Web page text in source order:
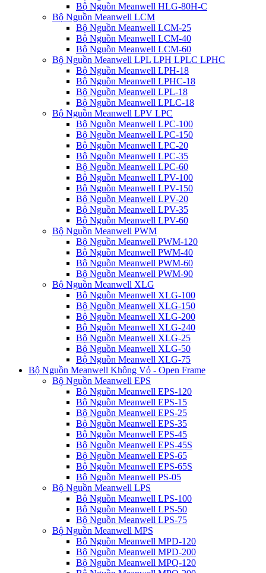
Bộ Nguồn Meanwell HLG-80H-C
Bộ Nguồn Meanwell LCM
Bộ Nguồn Meanwell LCM-25
Bộ Nguồn Meanwell LCM-40
Bộ Nguồn Meanwell LCM-60
Bộ Nguồn Meanwell LPL LPH LPLC LPHC
Bộ Nguồn Meanwell LPH-18
Bộ Nguồn Meanwell LPHC-18
Bộ Nguồn Meanwell LPL-18
Bộ Nguồn Meanwell LPLC-18
Bộ Nguồn Meanwell LPV LPC
Bộ Nguồn Meanwell LPC-100
Bộ Nguồn Meanwell LPC-150
Bộ Nguồn Meanwell LPC-20
Bộ Nguồn Meanwell LPC-35
Bộ Nguồn Meanwell LPC-60
Bộ Nguồn Meanwell LPV-100
Bộ Nguồn Meanwell LPV-150
Bộ Nguồn Meanwell LPV-20
Bộ Nguồn Meanwell LPV-35
Bộ Nguồn Meanwell LPV-60
Bộ Nguồn Meanwell PWM
Bộ Nguồn Meanwell PWM-120
Bộ Nguồn Meanwell PWM-40
Bộ Nguồn Meanwell PWM-60
Bộ Nguồn Meanwell PWM-90
Bộ Nguồn Meanwell XLG
Bộ Nguồn Meanwell XLG-100
Bộ Nguồn Meanwell XLG-150
Bộ Nguồn Meanwell XLG-200
Bộ Nguồn Meanwell XLG-240
Bộ Nguồn Meanwell XLG-25
Bộ Nguồn Meanwell XLG-50
Bộ Nguồn Meanwell XLG-75
Bộ Nguồn Meanwell Không Vỏ - Open Frame
Bộ Nguồn Meanwell EPS
Bộ Nguồn Meanwell EPS-120
Bộ Nguồn Meanwell EPS-15
Bộ Nguồn Meanwell EPS-25
Bộ Nguồn Meanwell EPS-35
Bộ Nguồn Meanwell EPS-45
Bộ Nguồn Meanwell EPS-45S
Bộ Nguồn Meanwell EPS-65
Bộ Nguồn Meanwell EPS-65S
Bộ Nguồn Meanwell PS-05
Bộ Nguồn Meanwell LPS
Bộ Nguồn Meanwell LPS-100
Bộ Nguồn Meanwell LPS-50
Bộ Nguồn Meanwell LPS-75
Bộ Nguồn Meanwell MPS
Bộ Nguồn Meanwell MPD-120
Bộ Nguồn Meanwell MPD-200
Bộ Nguồn Meanwell MPQ-120